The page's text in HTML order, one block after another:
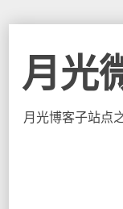
月光
月光博客子站点